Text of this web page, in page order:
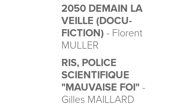
2050 DEMAIN LA
VEILLE (DOCU-
FICTION) - Florent
MULLER
RIS, POLICE
SCIENTIFIQUE
"MAUVAISE FOI" -
Gilles MAILLARD